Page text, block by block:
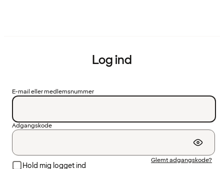
Log ind
E-mail eller medlemsnummer
Adgangskode
Hold mig logget ind
Glemt adgangskode?